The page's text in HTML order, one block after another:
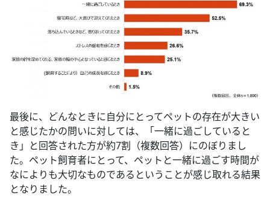
最後に、どんなときに自分にとってペットの存在が大きい
と感じたかの問いに対しては、「一緒に過ごしていると
き」と回答された方が約7割（複数回答）にのぼりまし
た。ペット飼育者にとって、ペットと一緒に過ごす時間が
なによりも大切なものであるということが感じ取れる結果
となりました。